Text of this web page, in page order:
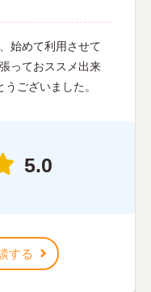
始めて利用させて
っておススメ出来
ございました。
5.0
する